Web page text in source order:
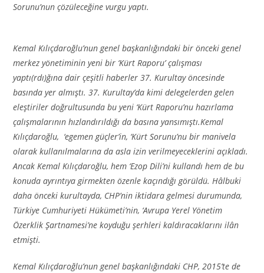
Sorunu’nun çözüleceğine vurgu yaptı.
Kemal Kılıçdaroğlu’nun genel başkanlığındaki bir önceki genel
merkez yönetiminin yeni bir ‘Kürt Raporu’ çalışması
yaptı(rdı)ğına dair çeşitli haberler 37. Kurultay öncesinde
basında yer almıştı. 37. Kurultay’da kimi delegelerden gelen
eleştiriler doğrultusunda bu yeni ‘Kürt Raporu’nu hazırlama
çalışmalarının hızlandırıldığı da basına yansımıştı.Kemal
Kılıçdaroğlu, ‘egemen güçler’in, ‘Kürt Sorunu’nu bir manivela
olarak kullanılmalarına da asla izin verilmeyeceklerini açıkladı.
Ancak Kemal Kılıçdaroğlu, hem ‘Ezop Dili’ni kullandı hem de bu
konuda ayrıntıya girmekten özenle kaçındığı görüldü. Hâlbuki
daha önceki kurultayda, CHP’nin iktidara gelmesi durumunda,
Türkiye Cumhuriyeti Hükümeti’nin, ‘Avrupa Yerel Yönetim
Özerklik Şartnamesi’ne koyduğu şerhleri kaldıracaklarını ilân
etmişti.
Kemal Kılıçdaroğlu’nun genel başkanlığındaki CHP, 2015’te de